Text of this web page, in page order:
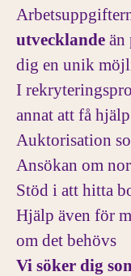
utvecklande än
dig en unik
I
annat att få
Auktorisation
Ansökan om
Stöd i att hitta
Hjälp även för
om det behövs
Vi söker dig